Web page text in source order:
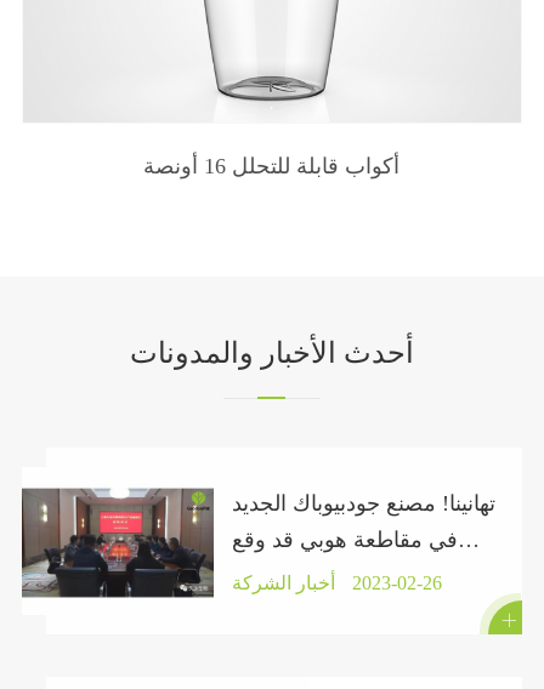
أكواب قابلة للتحلل 16 أونصة
أحدث الأخبار والمدونات
تهانينا! مصنع جودبيوباك الجديد
في مقاطعة هوبي قد وقع
عقدًا رسميًا.أخبار الشركة 2023-02-26
